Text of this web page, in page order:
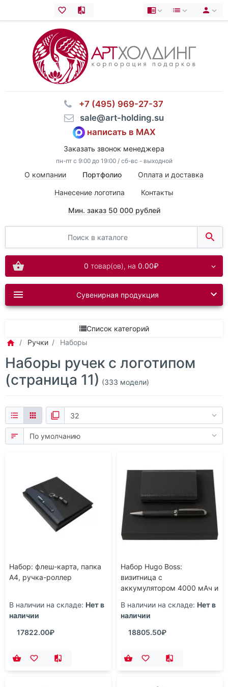
⠀+7 (495) 969-27-37
⠀sale@art-holding.su
написать в MAX
Заказать звонок менеджера
пн-пт с 9:00 до 19:00 / сб-вс - выходной
О компании Портфолио Оплата и доставка
Нанесение логотипа Контакты
Мин. заказ 50 000 рублей
0 товар(ов), на 0.00₽
Сувенирная продукция
Список категорий
Ручки
Наборы
Наборы ручек с логотипом
(страница 11) (333 модели)
Набор: флеш-карта, папка
A4, ручка-роллер
В наличии на складе: Нет в
наличии
17822.00₽
Набор Hugo Boss:
визитница с
аккумулятором 4000 мАч и
В наличии на складе: Нет в
наличии
18805.50₽